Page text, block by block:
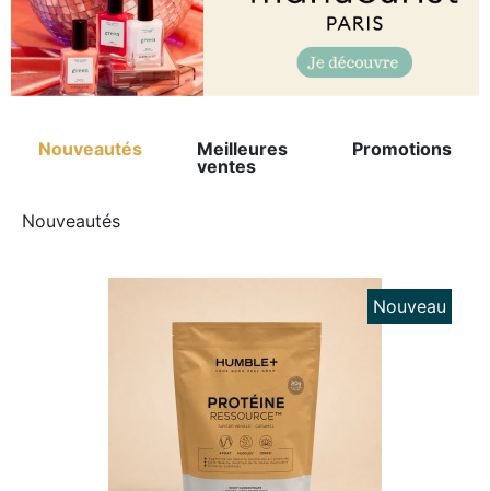
Nouveautés
Meilleures
ventes
Promotions
Nouveautés
Nouveau